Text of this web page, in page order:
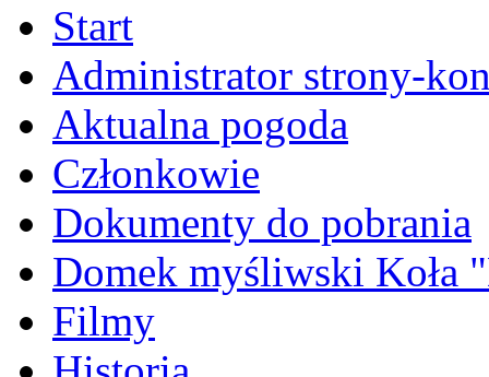
Start
Administrator strony-
Aktualna pogoda
Członkowie
Dokumenty do pobrania
Domek myśliwski Koła
Filmy